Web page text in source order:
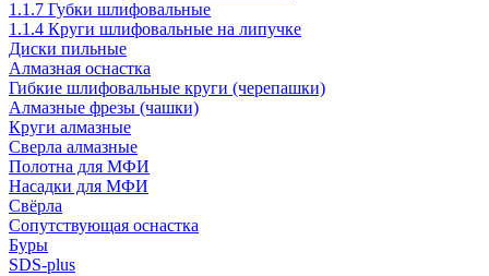
1.1.7 Губки шлифовальные
1.1.4 Круги шлифовальные на липучке
Диски пильные
Алмазная оснастка
Гибкие шлифовальные круги (черепашки)
Алмазные фрезы (чашки)
Круги алмазные
Сверла алмазные
Полотна для МФИ
Насадки для МФИ
Свёрла
Сопутствующая оснастка
Буры
SDS-plus